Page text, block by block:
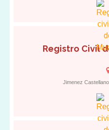
Registro Civil
Jimenez